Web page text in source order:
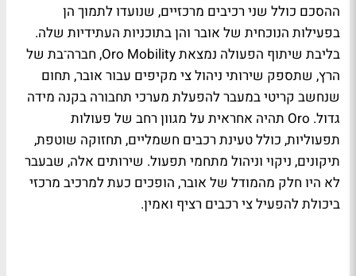
ההסכם כולל שני רכיבים מרכזיים, שנועדו לתמוך הן
בפעילות הנוכחית של אובר והן בתוכניות העתידיות שלה.
בליבת שיתוף הפעולה נמצאת Oro Mobility, חברה־בת של
הרץ, שתספק שירותי ניהול צי מקיפים עבור אובר, תחום
שנחשב קריטי במעבר להפעלת מערכי תחבורה בקנה מידה
גדול. Oro תהיה אחראית על מגוון רחב של פעולות
תפעוליות, כולל טעינת רכבים חשמליים, תחזוקה שוטפת,
תיקונים, ניקוי וניהול מתחמי תפעול. שירותים אלה, שבעבר
לא היו חלק מהמודל של אובר, הופכים כעת למרכיב מרכזי
ביכולת להפעיל צי רכבים רציף ואמין.